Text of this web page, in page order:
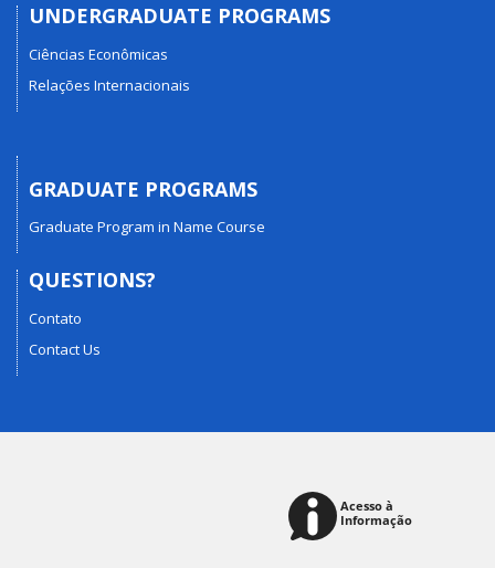
UNDERGRADUATE PROGRAMS
Ciências Econômicas
Relações Internacionais
GRADUATE PROGRAMS
Graduate Program in Name Course
QUESTIONS?
Contato
Contact Us